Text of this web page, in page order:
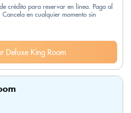
crédito para reservar en línea. Paga al
en cualquier momento sin
Deluxe King Room